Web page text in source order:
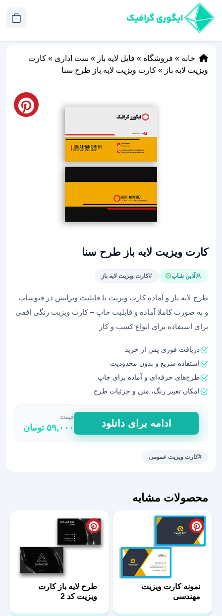
خانه » فروشگاه » فایل لایه باز » ست اداری » کارت
ویزیت لایه باز » کارت ویزیت لایه باز طرح سنا
کارت ویزیت لایه باز طرح سنا
آذین شاپ #کارت ویزیت لایه باز
طرح لایه باز و آماده کارت ویزیت با قابلیت ویرایش در فتوشاپ
و به صورت کاملا آماده و قابلیت چاپ – کارت ویزیت رنگی افقی
برای استفاده برای انواع کسب و کار
دریافت فوری پس از خرید
استفاده سریع و بدون محدودیت
طرح‌های حرفه‌ای و آماده برای چاپ
امکان تغییر رنگ، متن و جزئیات طرح
کارت
ویزیت
لایه
باز
ادامه برای دانلود
قیمت
۵۹,۰۰۰ تومان
#کارت ویزیت عمومی
محصولات مشابه
نمونه کارت ویزیت
مهندسی
طرح لایه باز کارت
ویزیت کد 2